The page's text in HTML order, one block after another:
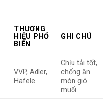
THƯƠNG
HIỆU PHỔ
BIẾN
GHI CHÚ
VVP, Adler,
Hafele
Chịu tải tốt,
chống ăn
mòn gió
muối.